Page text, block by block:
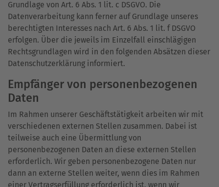
Grundlage von Art. 6 Abs. 1 lit. c DSGVO. Die
Datenverarbeitung kann ferner auf Grundlage unseres
berechtigten Interesses nach Art. 6 Abs. 1 lit. f DSGVO
erfolgen. Über die jeweils im Einzelfall einschlägigen
Rechtsgrundlagen wird in den folgenden Absätzen dieser
Datenschutzerklärung informiert.
Empfänger von personenbezogenen
Daten
Im Rahmen unserer Geschäftstätigkeit arbeiten wir mit
verschiedenen externen Stellen zusammen. Dabei ist
teilweise auch eine Übermittlung von
personenbezogenen Daten an diese externen Stellen
erforderlich. Wir geben personenbezogene Daten nur
dann an externe Stellen weiter, wenn dies im Rahmen
einer Vertragserfüllung erforderlich ist, wenn wir